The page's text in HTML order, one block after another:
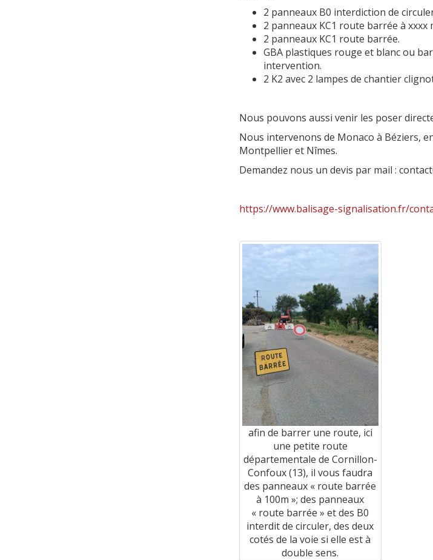
2 panneaux B0 interdiction de
2 panneaux KC1 route barrée à xxxx
2 panneaux KC1 route barrée.
GBA plastiques rouge et blanc ou
intervention.
2 K2 avec 2 lampes de chantier
Nous pouvons aussi venir les poser
Nous intervenons de Monaco à Béziers,
Montpellier et Nîmes.
Demandez nous un devis par mail :
https://www.balisage-signalisation.fr/
afin de barrer une route, ici
une petite route
départementale de Cornillon-
Confoux (13), il vous faudra
des panneaux « route barrée
à 100m »; des panneaux
« route barrée » et des B0
interdit de circuler, des deux
cotés de la voie si elle est à
double sens.